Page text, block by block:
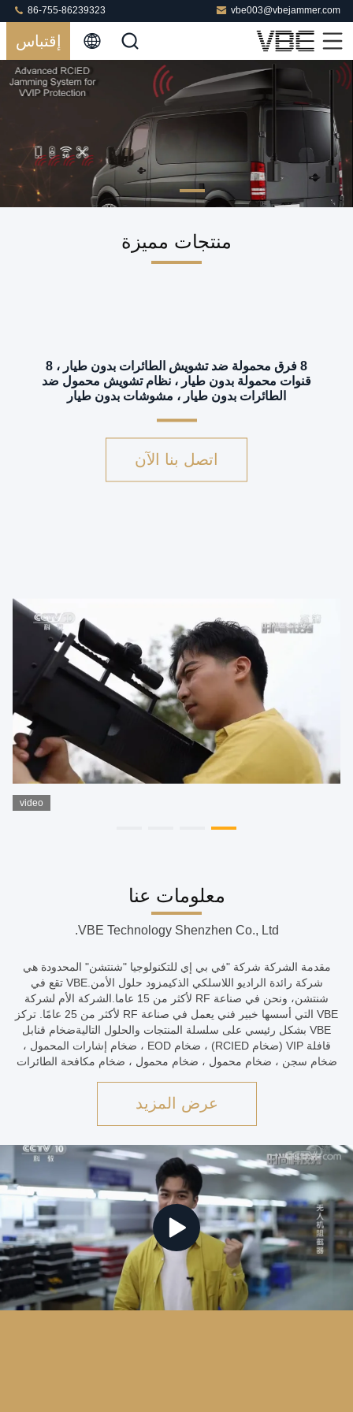
vbe003@vbejammer.com
86-755-86239323
إقتباس
منتجات مميزة
8 فرق محمولة ضد تشويش الطائرات بدون طيار ، 8
قنوات محمولة بدون طيار ، نظام تشويش محمول ضد
الطائرات بدون طيار ، مشوشات بدون طيار
اتصل بنا الآن
video
معلومات عنا
VBE Technology Shenzhen Co., Ltd.
مقدمة الشركة شركة "في بي إي للتكنولوجيا "شنتشن" المحدودة هي
شركة رائدة الراديو اللاسلكي الذكيمزود حلول الأمن.VBE تقع في
شنتشن، ونحن في صناعة RF لأكثر من 15 عاما.الشركة الأم لشركة
VBE التي أسسها خبير فني يعمل في صناعة RF لأكثر من 25 عامًا. تركز
VBE بشكل رئيسي على سلسلة المنتجات والحلول التاليةضخام قنابل
قافلة VIP (ضخام RCIED) ، ضخام EOD ، ضخام إشارات المحمول ،
ضخام سجن ، ضخام محمول ، ضخام محمول ، ضخام مكافحة الطائرات
عرض المزيد